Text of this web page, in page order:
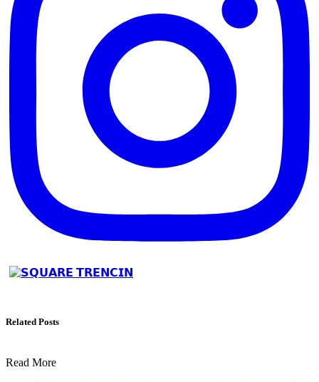
Related Posts
Read More